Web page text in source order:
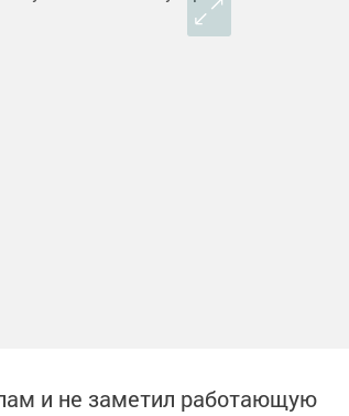
и не заметил работающую